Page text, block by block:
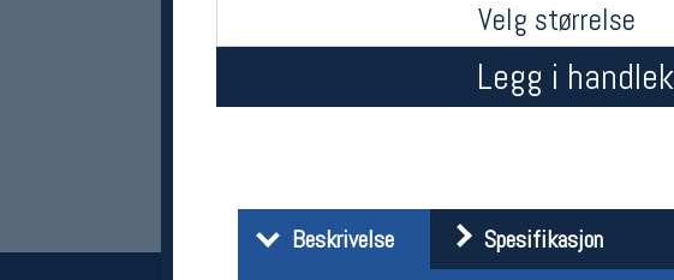
Velg størrelse
Legg i
Beskrivelse Spesifikasjon